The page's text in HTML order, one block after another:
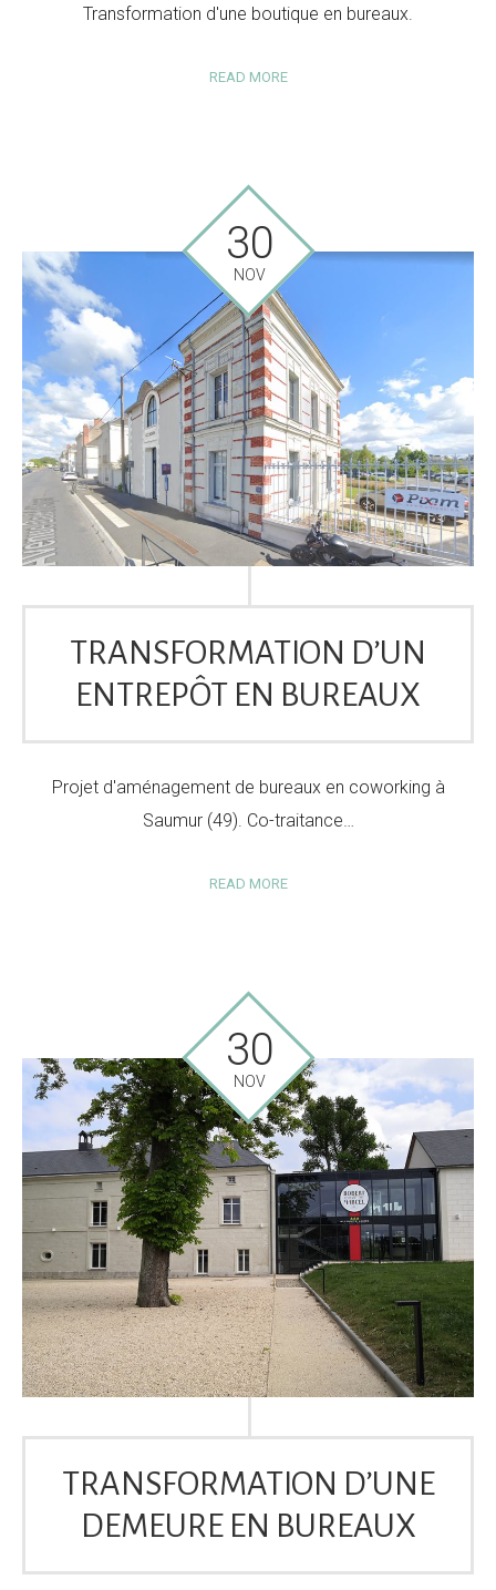
Transformation d'une boutique en bureaux.
READ MORE
30
NOV
TRANSFORMATION D’UN
ENTREPÔT EN BUREAUX
Projet d'aménagement de bureaux en coworking à
Saumur (49). Co-traitance…
READ MORE
30
NOV
TRANSFORMATION D’UNE
DEMEURE EN BUREAUX